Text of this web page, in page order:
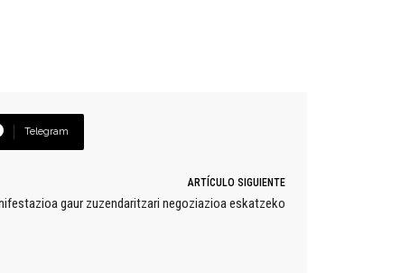
Telegram
ARTÍCULO SIGUIENTE
gaur zuzendaritzari negoziazioa eskatzeko